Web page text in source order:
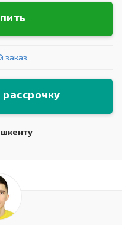
заказ
рассрочку